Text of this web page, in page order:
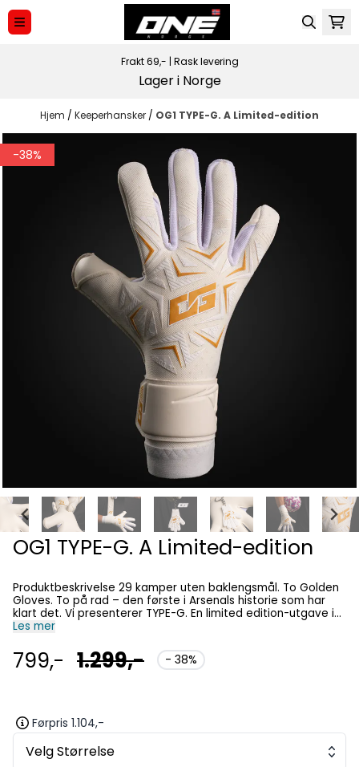
Hopp til innhold
Frakt 69,- | Rask levering
Lager i Norge
Hjem / Keeperhansker / OG1 TYPE-G. A Limited-edition
-38%
OG1 TYPE-G. A Limited-edition
Produktbeskrivelse 29 kamper uten baklengsmål. To Golden
Gloves. To på rad – den første i Arsenals historie som har
klart det. Vi presenterer TYPE-G. En limited edition-utgave i
samme bestselgende formfaktor du kjenner og elsker... med
Funksjoner Signaturmodell fra Arsenals David Raya Limited
edition i hvitt med matt gull-detaljer Leveres med GRATIS
Fullt lateksstropp med tilpasset Raya-logo og detaljer
Utvidet V-håndflatekonstruksjon Echo Form™ 2.0 internt
logo
Les mer
799,- 1.299,- - 38%
Førpris 1.104,-
Velg Størrelse